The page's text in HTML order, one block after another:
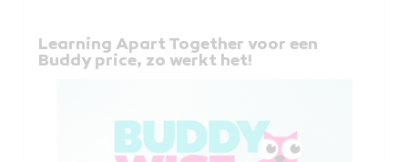
Learning Apart Together voor een
Buddy price, zo werkt het!